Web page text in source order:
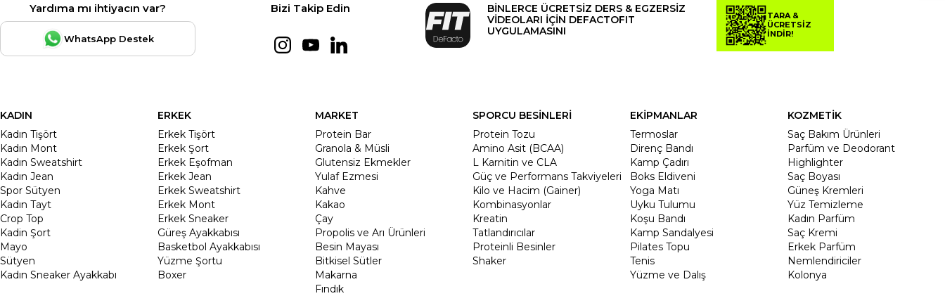
Yardıma mı ihtiyacın var?
WhatsApp Destek
Bizi Takip Edin
BİNLERCE ÜCRETSİZ DERS & EGZERSİZ
VİDEOLARI İÇİN DEFACTOFIT
UYGULAMASINI
TARA &
ÜCRETSİZ
İNDİR!
KADIN
Kadın Tişört
Kadın Mont
Kadın Sweatshirt
Kadın Jean
Spor Sütyen
Kadın Tayt
Crop Top
Kadin Şort
Mayo
Sütyen
Kadın Sneaker Ayakkabı
ERKEK
Erkek Tişört
Erkek Şort
Erkek Eşofman
Erkek Jean
Erkek Sweatshirt
Erkek Mont
Erkek Sneaker
Güreş Ayakkabısı
Basketbol Ayakkabısı
Yüzme Şortu
Boxer
MARKET
Protein Bar
Granola & Müsli
Glutensiz Ekmekler
Yulaf Ezmesi
Kahve
Kakao
Çay
Propolis ve Arı Ürünleri
Besin Mayası
Bitkisel Sütler
Makarna
Fındık
SPORCU BESİNLERİ
Protein Tozu
Amino Asit (BCAA)
L Karnitin ve CLA
Güç ve Performans Takviyeleri
Kilo ve Hacim (Gainer)
Kombinasyonlar
Kreatin
Tatlandırıcılar
Proteinli Besinler
Shaker
EKİPMANLAR
Termoslar
Direnç Bandı
Kamp Çadırı
Boks Eldiveni
Yoga Matı
Uyku Tulumu
Koşu Bandı
Kamp Sandalyesi
Pilates Topu
Tenis
Yüzme ve Dalış
KOZMETİK
Saç Bakım Ürünleri
Parfüm ve Deodorant
Highlighter
Saç Boyası
Güneş Kremleri
Yüz Temizleme
Kadın Parfüm
Saç Kremi
Erkek Parfüm
Nemlendiriciler
Kolonya